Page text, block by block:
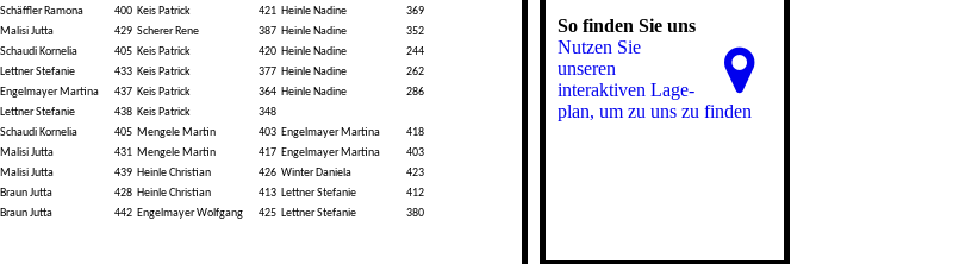
So finden Sie uns
Nutzen Sie
unseren
interaktiven La­ge­
plan, um zu uns zu finden